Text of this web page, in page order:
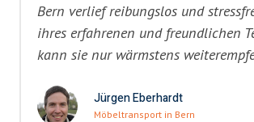
Bern verlief reibungslos und
ihres erfahrenen und freundlichen
kann sie nur wärmstens
Jürgen Eberhardt
Möbeltransport in Bern